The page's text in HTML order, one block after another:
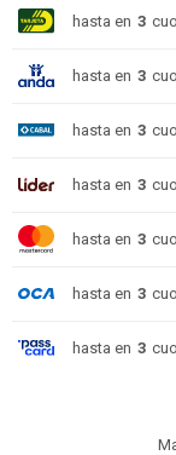
hasta en 3
hasta en 3
hasta en 3
hasta en 3
hasta en 3
hasta en 3
hasta en 3